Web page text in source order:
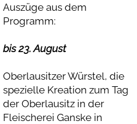
Auszüge aus dem
Programm:
bis 23. August
Oberlausitzer Würstel, die
spezielle Kreation zum Tag
der Oberlausitz in der
Fleischerei Ganske in